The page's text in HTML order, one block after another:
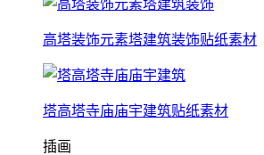
高塔装饰元素塔建筑装饰贴纸素材
塔高塔寺庙庙宇建筑贴纸素材
插画